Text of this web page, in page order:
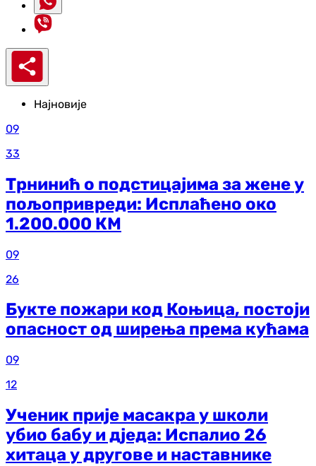
Најновије
09
33
Трнинић о подстицајима за жене у
пољопривреди: Исплаћено око
1.200.000 КМ
09
26
Букте пожари код Коњица, постоји
опасност од ширења према кућама
09
12
Ученик прије масакра у школи
убио бабу и дједа: Испалио 26
хитаца у другове и наставнике